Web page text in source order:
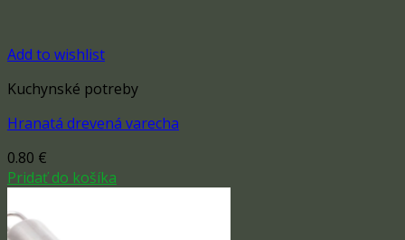
Add to wishlist
Kuchynské potreby
Hranatá drevená varecha
0.80 €
Pridať do košíka